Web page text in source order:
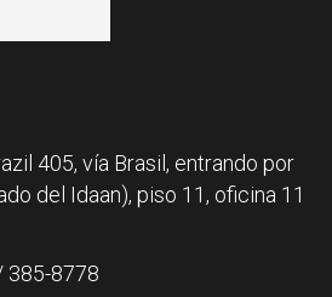
405, vía Brasil, entrando por
del Idaan), piso 11, oficina 11
385-8778